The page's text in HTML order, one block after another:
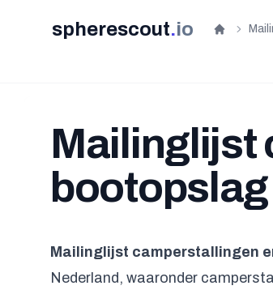
spherescout.io Home
Mailinglijst
Mailinglijst camperstallingen
Nederland, waaronder